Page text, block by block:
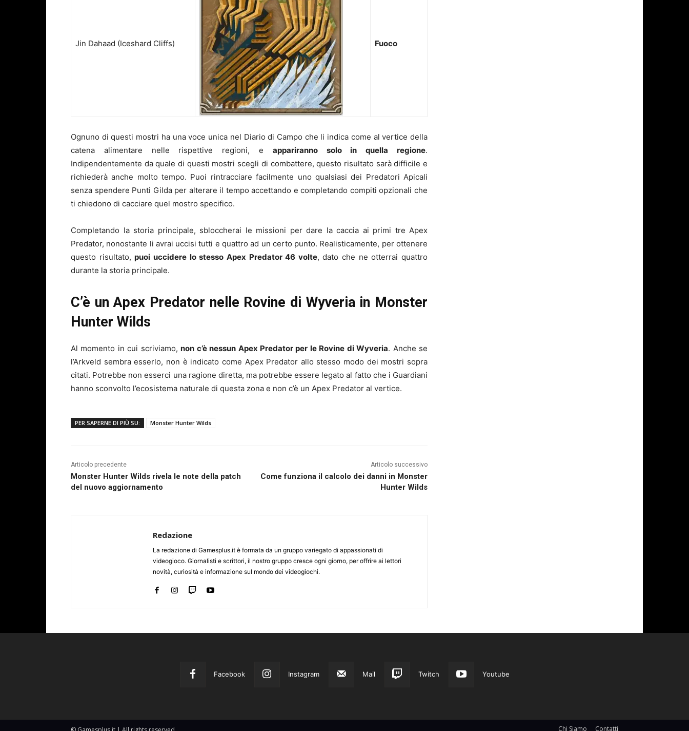
Jin Dahaad (Iceshard Cliffs) Fuoco
Ognuno di questi mostri ha una voce unica nel Diario di Campo che li indica come al vertice della
catena alimentare nelle rispettive regioni, e appariranno solo in quella regione.
Indipendentemente da quale di questi mostri scegli di combattere, questo risultato sarà difficile e
richiederà anche molto tempo. Puoi rintracciare facilmente uno qualsiasi dei Predatori Apicali
senza spendere Punti Gilda per alterare il tempo accettando e completando compiti opzionali che
ti chiedono di cacciare quel mostro specifico.
Completando la storia principale, sbloccherai le missioni per dare la caccia ai primi tre Apex
Predator, nonostante li avrai uccisi tutti e quattro ad un certo punto. Realisticamente, per ottenere
questo risultato,puoi uccidere lo stesso Apex Predator 46 volte, dato che ne otterrai quattro
durante la storia principale.
C’è un Apex Predator nelle Rovine di Wyveria in Monster
Hunter Wilds
Al momento in cui scriviamo,non c’è nessun Apex Predator per le Rovine di Wyveria. Anche se
l’Arkveld sembra esserlo, non è indicato come Apex Predator allo stesso modo dei mostri sopra
citati. Potrebbe non esserci una ragione diretta, ma potrebbe essere legato al fatto che i Guardiani
hanno sconvolto l’ecosistema naturale di questa zona e non c’è un Apex Predator al vertice.
PER SAPERNE DI PIÙ SU: Monster Hunter Wilds
Articolo precedente
Monster Hunter Wilds rivela le note della patch
del nuovo aggiornamento
Articolo successivo
Come funziona il calcolo dei danni in Monster
Hunter Wilds
Redazione
La redazione di Gamesplus.it è formata da un gruppo variegato di appassionati di
videogioco. Giornalisti e scrittori, il nostro gruppo cresce ogni giorno, per offrire ai lettori
novità, curiosità e informazione sul mondo dei videogiochi.
Facebook Instagram Mail Twitch Youtube
Chi Siamo Contatti